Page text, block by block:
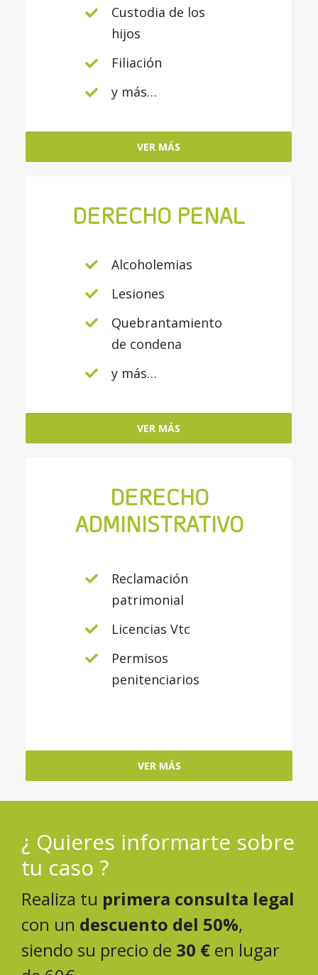
Custodia de los
hijos
Filiación
y más…
VER MÁS
DERECHO PENAL
Alcoholemias
Lesiones
Quebrantamiento
de condena
y más…
VER MÁS
DERECHO
ADMINISTRATIVO
Reclamación
patrimonial
Licencias Vtc
Permisos
penitenciarios
VER MÁS
¿ Quieres informarte sobre
tu caso ?
Realiza tu primera consulta legal
con un descuento del 50%,
siendo su precio de 30 €en lugar